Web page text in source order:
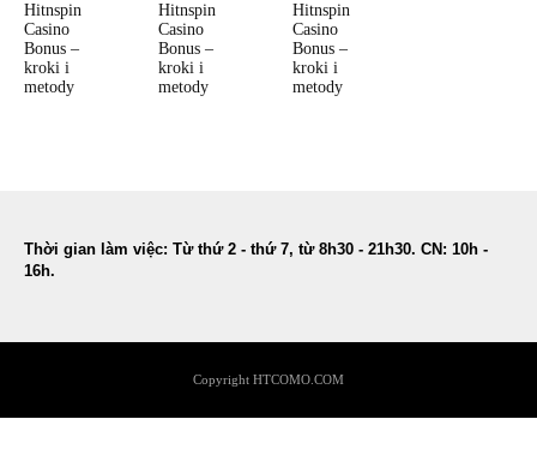
Hitnspin
Casino
Bonus –
kroki i
metody
Hitnspin
Casino
Bonus –
kroki i
metody
Hitnspin
Casino
Bonus –
kroki i
metody
Thời gian làm việc: Từ thứ 2 - thứ 7, từ 8h30 - 21h30. CN: 10h -
16h.
Copyright HTCOMO.COM